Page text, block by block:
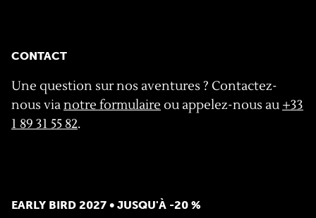
CONTACT
Une question sur nos aventures ? Contactez-
nous vianotre formulaire ou appelez-nous au +33
1 89 31 55 82.
EARLY BIRD 2027 • JUSQU'À -20 %